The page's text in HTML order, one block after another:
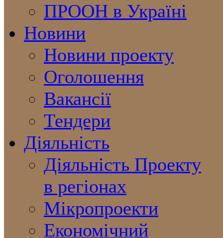
ПРООН в Україні
Новини
Новини проекту
Оголошення
Вакансії
Тендери
Діяльність
Діяльність Проекту
в регіонах
Мікропроекти
Економічний